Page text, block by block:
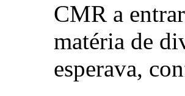
CMR a
matéria de
esperava,